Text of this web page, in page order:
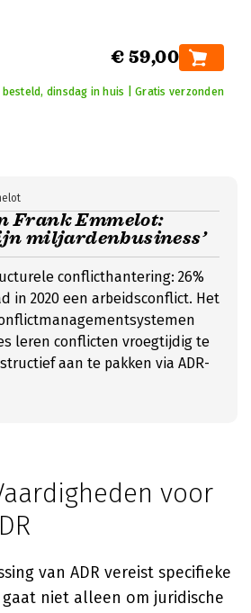
€ 59,00
besteld, dinsdag in huis | Gratis verzonden
Frank Emmelot:
miljardenbusiness’
conflicthantering: 26%
in 2020 een arbeidsconflict. Het
leren conflicten vroegtijdig te
aan te pakken via ADR-
voor
van ADR vereist specifieke
niet alleen om juridische